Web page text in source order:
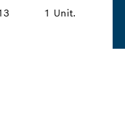
1 Unit.